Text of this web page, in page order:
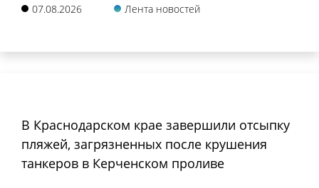
07.08.2026 Лента новостей
В Краснодарском крае завершили отсыпку
пляжей, загрязненных после крушения
танкеров в Керченском проливе